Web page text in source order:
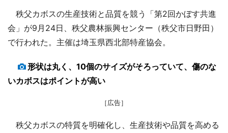
秩父カボスの生産技術と品質を競う「第2回かぼす共進
会」が9月24日、秩父農林振興センター（秩父市日野田）
で行われた。主催は埼玉県西北部特産協会。
形状は丸く、10個のサイズがそろっていて、傷のな
いカボスはポイントが高い
［広告］
秩父カボスの特質を明確化し、生産技術や品質を高める